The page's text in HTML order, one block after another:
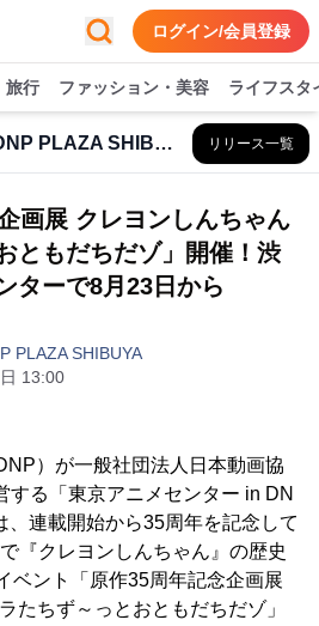
ログイン/会員登録
旅行 ファッション・美容 ライフスタ
東京アニメセンター in DNP PLAZA SHIBUYA リリース一覧
画展 クレヨンしんちゃん
ともだちだゾ」開催！渋
ターで8月23日から
PLAZA SHIBUYA
13:00
）が一般社団法人日本動画協
する「東京アニメセンター in DN
、連載開始から35周年を記念して
『クレヨンしんちゃん』の歴史
ベント「原作35周年記念企画展
たちず～っとおともだちだゾ」